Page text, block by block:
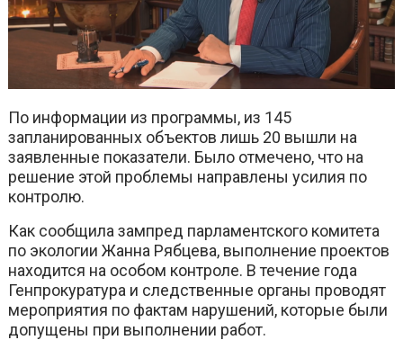
По информации из программы, из 145
запланированных объектов лишь 20 вышли на
заявленные показатели. Было отмечено, что на
решение этой проблемы направлены усилия по
контролю.
Как сообщила зампред парламентского комитета
по экологии Жанна Рябцева, выполнение проектов
находится на особом контроле. В течение года
Генпрокуратура и следственные органы проводят
мероприятия по фактам нарушений, которые были
допущены при выполнении работ.